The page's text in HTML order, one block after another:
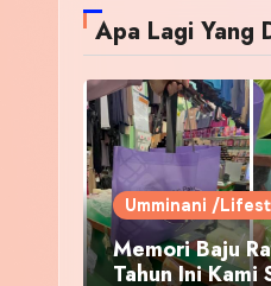
Apa Lagi Yang
Umminani /
Memori Baju
Tahun Ini Kami